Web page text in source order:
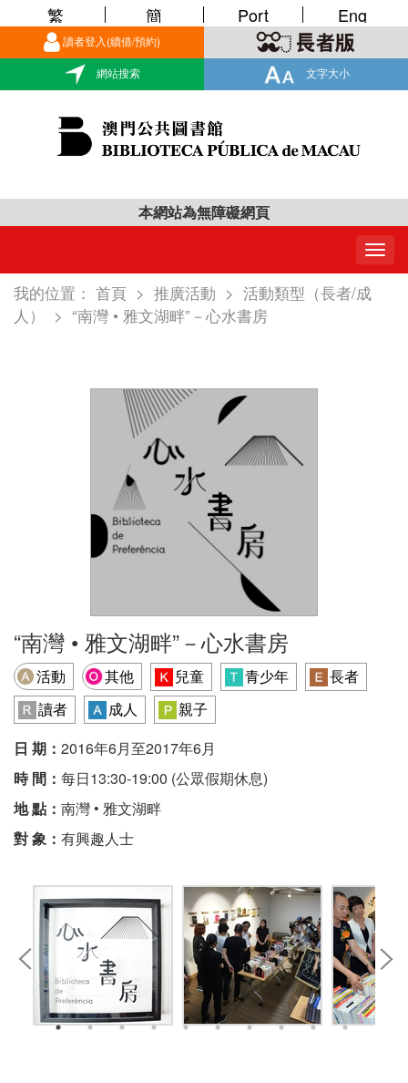
讀者登入(續借/預約)
網站搜索 文字大小
繁 簡 Port Eng
本網站為無障礙網頁
我的位置： 首頁 > 推廣活動 > 活動類型（長者/成
人）
> “南灣 • 雅文湖畔”－心水書房
“南灣 • 雅文湖畔”－心水書房
活動 其他 兒童 青少年
長者
讀者
成人
親子
日 期： 2016年6月至2017年6月
時 間： 每日13:30-19:00 (公眾假期休息)
地 點： 南灣 • 雅文湖畔
對 象： 有興趣人士